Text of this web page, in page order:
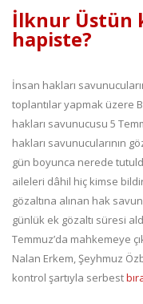
İlknur Üstün
hapiste?
İnsan hakları
toplantılar yapmak üzere
hakları savunucusu 5
hakları savunucularının
gün boyunca nerede
aileleri dâhil hiç kimse
gözaltına alınan hak
günlük ek gözaltı süresi
Temmuz’da mahkemeye
Nalan Erkem, Şeyhmuz
kontrol şartıyla serbest